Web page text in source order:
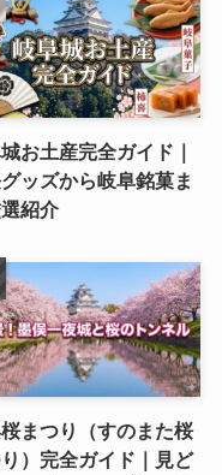
お土産完全ガイド｜
ッズから岐阜銘菓ま
紹介
まつり（すのまた桜
り）完全ガイド｜見ど